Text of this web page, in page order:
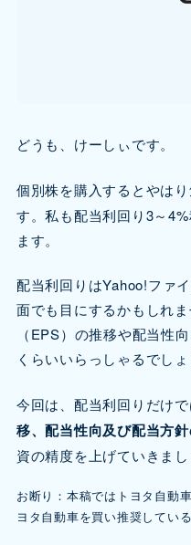
どうも、けーしぃです。
個別株を購入するとやは
す。私も配当利回り3～
ます。
配当利回りはYahoo!ファ
面でも目にするかもしれ
（EPS）の推移や配当性
くらいいらっしゃるでしょ
今回は、配当利回りだけで
移、配当性向及び配当方
資の精度を上げていきまし
お断り：本稿ではトヨタ自動
ヨタ自動車を買い推奨してい